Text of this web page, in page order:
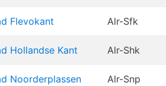
Flevokant Alr-Sfk
Hollandse Kant Alr-Shk
Noorderplassen Alr-Snp